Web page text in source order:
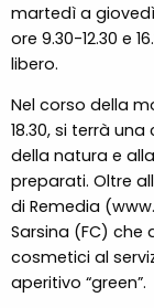
martedì a
ore 9.30-12.30 e
libero.
Nel corso della
18.30, si terrà
della natura e
preparati. Oltre
di Remedia (
Sarsina (FC) che
cosmetici al
aperitivo “green”.